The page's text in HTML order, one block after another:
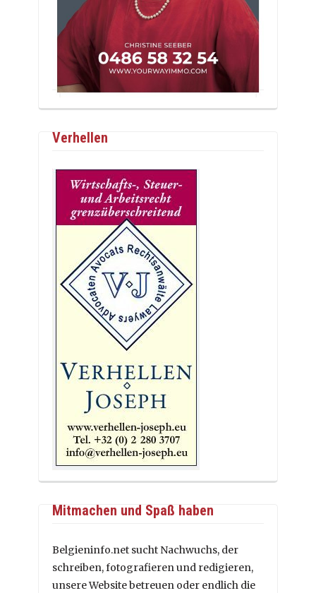
Verhellen
Mitmachen und Spaß haben
Belgieninfo.net sucht Nachwuchs, der
schreiben, fotografieren und redigieren,
unsere Website betreuen oder endlich die